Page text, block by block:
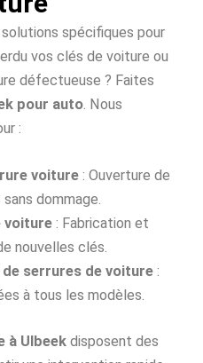
spécifiques pour
vos clés de voiture ou
défectueuse ? Faites
pour auto . Nous
:
voiture : Ouverture de
dommage.
voiture : Fabrication et
nouvelles clés.
de serrures de voiture :
à tous les modèles.
à Ulbeek disposent des